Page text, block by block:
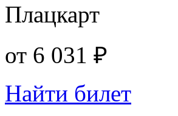
Плацкарт
от 6 031 ₽
Найти билет